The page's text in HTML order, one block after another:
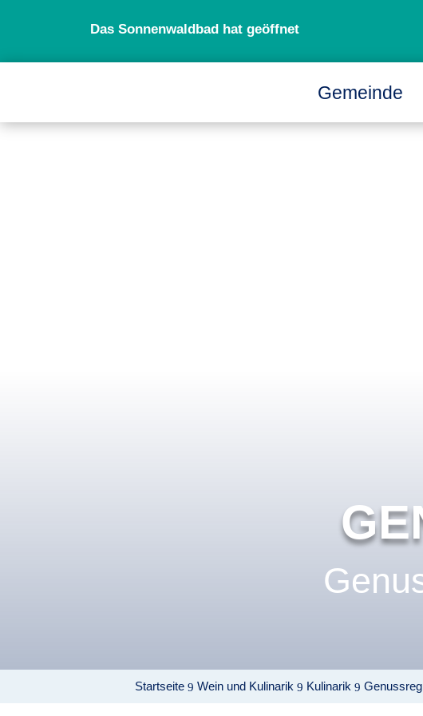
Das Sonnenwaldbad hat geöffnet
Gemeinde
Startseite 9 Wein und Kulinarik 9 Kulinarik 9